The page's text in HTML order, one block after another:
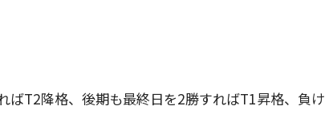
ばT2降格、後期も最終日を2勝すればT1昇格、負け